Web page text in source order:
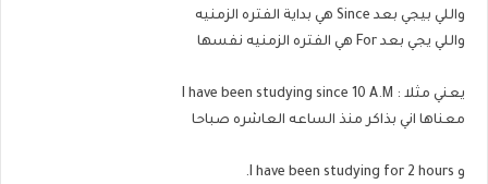
واللي بيجي بعد Since هي بداية الفتره الزمنيه
واللي يجي بعد For هي الفتره الزمنيه نفسها
يعني مثلا : I have been studying since 10 A.M
معناها اني بذاكر منذ الساعه العاشره صباحا
و I have been studying for 2 hours.